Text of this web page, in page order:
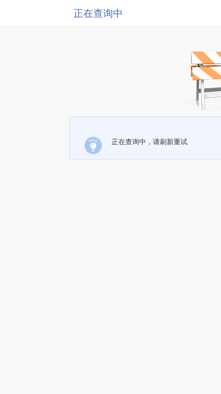
正在查询中
正在查询中，请刷新重试